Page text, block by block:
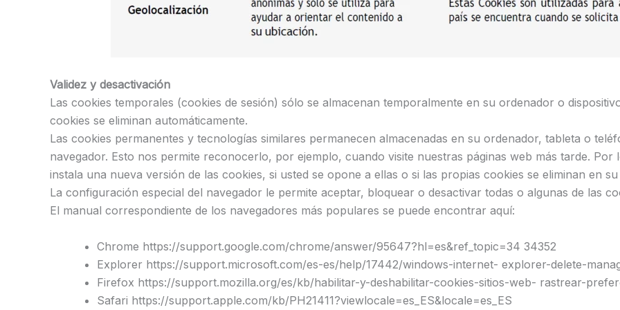
Validez y desactivación
Las cookies temporales (cookies de sesión) sólo se almacenan temporalmente en su ordenador o
cookies se eliminan automáticamente.
Las cookies permanentes y tecnologías similares permanecen almacenadas en su ordenador, tableta o
navegador. Esto nos permite reconocerlo, por ejemplo, cuando visite nuestras páginas web más tarde.
instala una nueva versión de las cookies, si usted se opone a ellas o si las propias cookies se eliminan en
La configuración especial del navegador le permite aceptar, bloquear o desactivar todas o algunas de las
El manual correspondiente de los navegadores más populares se puede encontrar aquí:
Chrome https://support.google.com/chrome/answer/95647?hl=es&ref_topic=34 34352
Explorer https://support.microsoft.com/es-es/help/17442/windows-internet- explorer-delete-
Firefox https://support.mozilla.org/es/kb/habilitar-y-deshabilitar-cookies-sitios-web- rastrear-
Safari https://support.apple.com/kb/PH21411?viewlocale=es_ES&locale=es_ES